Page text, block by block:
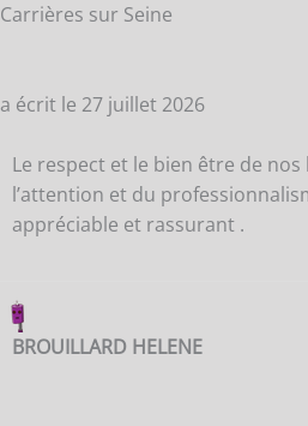
Carrières sur Seine
a écrit le 27 juillet 2026
Le respect et le bien être de
l’attention et du
appréciable et rassurant .
BROUILLARD HELENE